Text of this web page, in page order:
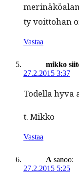
ty voit­to­han
Vastaa
mikko
27.2.2015 3:37
Todel­la hyva
t. Mikko
Vastaa
A sanoo:
27.2.2015 5:25